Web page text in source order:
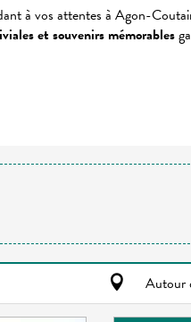
à vos attentes à Agon-
et souvenirs mémorables
Autour